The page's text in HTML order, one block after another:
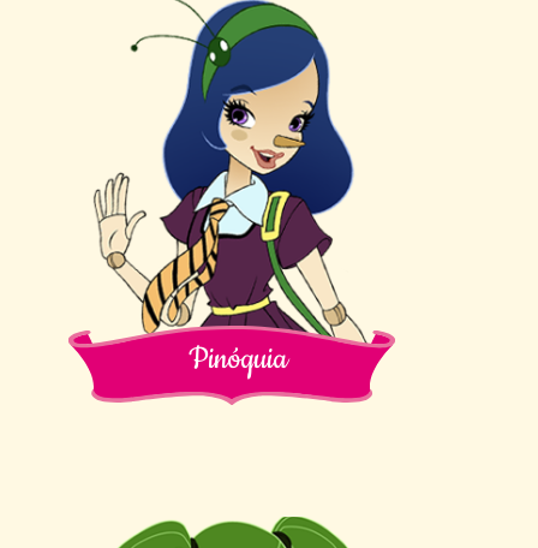
Pinóquia